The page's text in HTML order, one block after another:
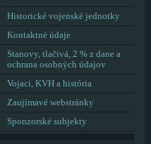
Historické vojenské jednotky
Kontaktné údaje
Stanovy, tlačivá, 2 % z dane a
ochrana osobných údajov
Vojaci, KVH a história
Zaujímavé webstránky
Sponzorské subjekty